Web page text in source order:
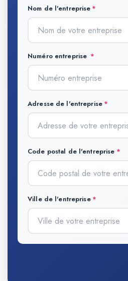
Nom de l'entreprise
Numéro entreprise
Adresse de l'entreprise
Code postal de l'entreprise
Ville de l'entreprise